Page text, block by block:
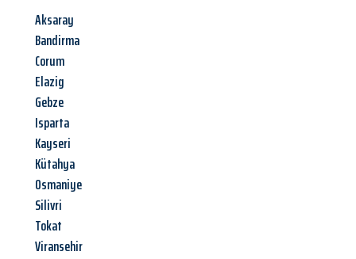
Aksaray
Bandirma
Corum
Elazig
Gebze
Isparta
Kayseri
Kütahya
Osmaniye
Silivri
Tokat
Viransehir